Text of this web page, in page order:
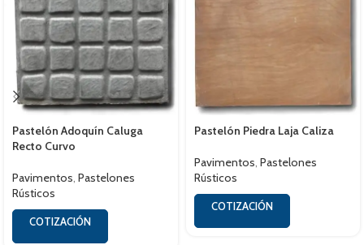
Pastelón Adoquín Caluga
Recto Curvo
Pavimentos, Pastelones
Rústicos
COTIZACIÓN
Pastelón Piedra Laja Caliza
Pavimentos, Pastelones
Rústicos
COTIZACIÓN